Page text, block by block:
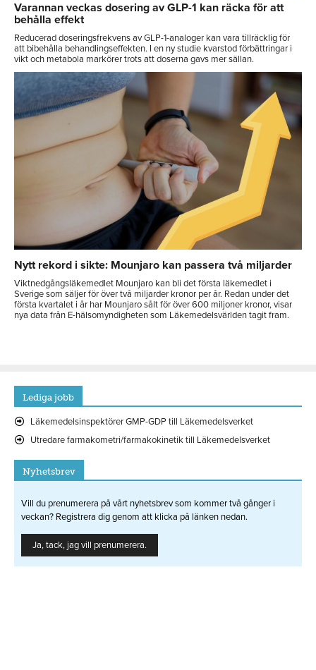
Varannan veckas dosering av GLP-1 kan räcka för att
behålla effekt
Reducerad doseringsfrekvens av GLP-1-analoger kan vara tillräcklig för
att bibehålla behandlingseffekten. I en ny studie kvarstod förbättringar i
vikt och metabola markörer trots att doserna gavs mer sällan.
Nytt rekord i sikte: Mounjaro kan passera två miljarder
Viktnedgångsläkemedlet Mounjaro kan bli det första läkemedlet i
Sverige som säljer för över två miljarder kronor per år. Redan under det
första kvartalet i år har Mounjaro sålt för över 600 miljoner kronor, visar
nya data från E-hälsomyndigheten som Läkemedelsvärlden tagit fram.
Lediga jobb
Läkemedelsinspektörer GMP-GDP till Läkemedelsverket
Utredare farmakometri/farmakokinetik till Läkemedelsverket
Nyhetsbrev
Vill du prenumerera på vårt nyhetsbrev som kommer två gånger i
veckan? Registrera dig genom att klicka på länken nedan.
Ja, tack, jag vill prenumerera.